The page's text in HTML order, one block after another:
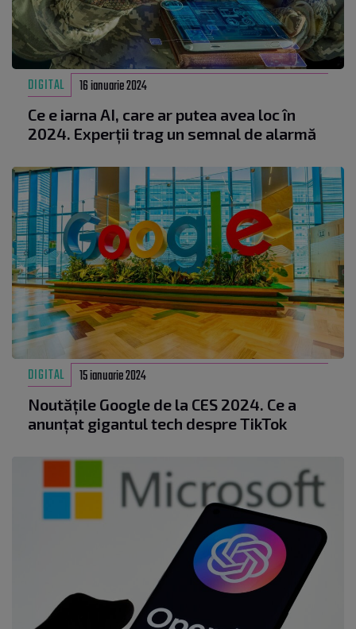
DIGITAL 16 ianuarie 2024
Ce e iarna AI, care ar putea avea loc în
2024. Experții trag un semnal de alarmă
DIGITAL 15 ianuarie 2024
Noutățile Google de la CES 2024. Ce a
anunțat gigantul tech despre TikTok